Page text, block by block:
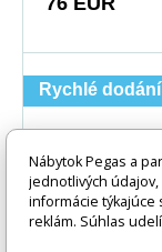
Rychlé dodání
Nábytok Pegas a
jednotlivých
informácie týkajúce
reklám. Súhlas